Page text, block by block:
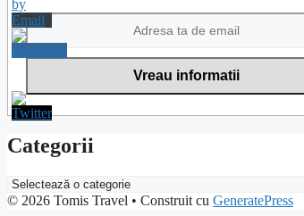
Categorii
Categorii
© 2026 Tomis Travel • Construit cu GeneratePress